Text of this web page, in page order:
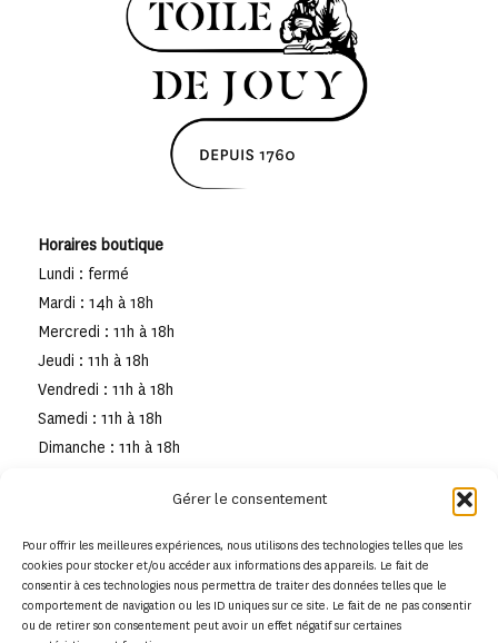
Gérer le consentement
Pour offrir les meilleures expériences, nous utilisons des technologies telles que les
cookies pour stocker et/ou accéder aux informations des appareils. Le fait de
consentir à ces technologies nous permettra de traiter des données telles que le
comportement de navigation ou les ID uniques sur ce site. Le fait de ne pas consentir
ou de retirer son consentement peut avoir un effet négatif sur certaines
Horaires boutique
Lundi : fermé
Mardi : 14h à 18h
Mercredi : 11h à 18h
Jeudi : 11h à 18h
Vendredi : 11h à 18h
Samedi : 11h à 18h
Dimanche : 11h à 18h